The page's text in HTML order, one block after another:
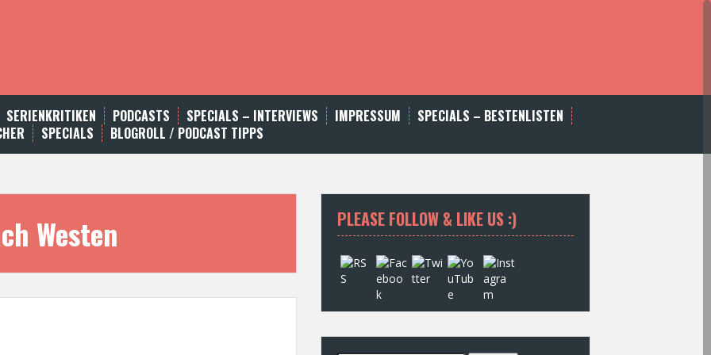
SERIENKRITIKEN PODCASTS SPECIALS – INTERVIEWS IMPRESSUM
SPECIALS – BESTENLISTEN
SPECIALS BLOGROLL / PODCAST TIPPS
Westen PLEASE FOLLOW & LIKE US :)